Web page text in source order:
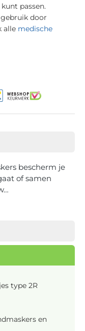
passen.
door
alle medische
bescherm je
of samen
type 2R
en